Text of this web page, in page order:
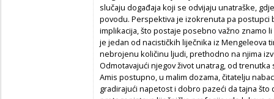
slučaju događaja koji se odvijaju unatraške,
povodu. Perspektiva je izokrenuta pa
implikacija, što postaje posebno važno znamo
je jedan od nacističkih liječnika iz Mengeleova
nebrojenu količinu ljudi, prethodno na njima
Odmotavajući njegov život unatrag, od
Amis postupno, u malim dozama, čitatelju
gradirajući napetost i dobro pazeći da tajna